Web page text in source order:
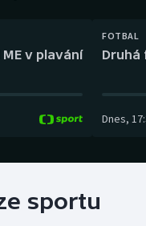
ME v plavání
FOTBAL
Druhá
Dnes,
sportu